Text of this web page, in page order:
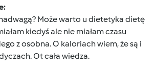
Może warto u dietetyka dietę
kiedyś ale nie miałam czasu
z osobna. O kaloriach wiem, że są i
Ot cała wiedza.